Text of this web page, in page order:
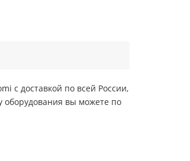
с доставкой по всей России,
оборудования вы можете по